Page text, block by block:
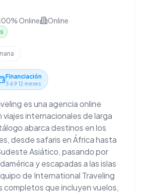
Online Online
Financiación
3·6·9·12 meses
es una agencia online
viajes internacionales de larga
abarca destinos en los
desde safaris en África hasta
Asiático, pasando por
y escapadas a las islas
de International Traveling
completos que incluyen vuelos,